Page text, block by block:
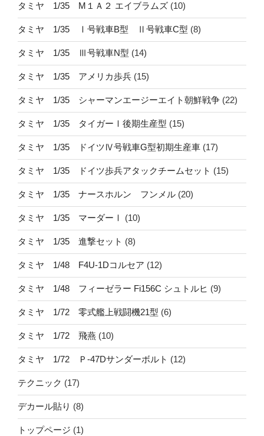
タミヤ 1/35 M１Ａ２ エイブラムズ (10)
タミヤ 1/35 Ⅰ号戦車B型 Ⅱ号戦車C型 (8)
タミヤ 1/35 Ⅲ号戦車N型 (14)
タミヤ 1/35 アメリカ歩兵 (15)
タミヤ 1/35 シャーマンエージーエイト朝鮮戦争 (22)
タミヤ 1/35 タイガーⅠ後期生産型 (15)
タミヤ 1/35 ドイツⅣ号戦車G型初期生産車 (17)
タミヤ 1/35 ドイツ歩兵アタックチームセット (15)
タミヤ 1/35 ナースホルン フンメル (20)
タミヤ 1/35 マーダーⅠ (10)
タミヤ 1/35 進撃セット (8)
タミヤ 1/48 F4U-1Dコルセア (12)
タミヤ 1/48 フィーゼラー Fi156C シュトルヒ (9)
タミヤ 1/72 零式艦上戦闘機21型 (6)
タミヤ 1/72 飛燕 (10)
タミヤ 1/72 Ｐ-47Dサンダーボルト (12)
テクニック (17)
デカール貼り (8)
トップページ (1)